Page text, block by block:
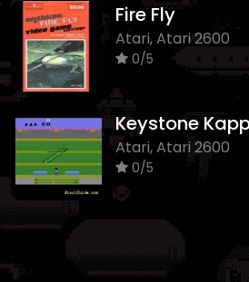
Fire Fly
Atari, Atari 2600
0/5
Keystone
Atari, Atari 2600
0/5